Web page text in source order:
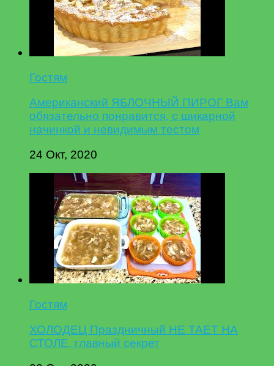
Гостям
Американский ЯБЛОЧНЫЙ ПИРОГ Вам
обязательно понравится, с шикарной
начинкой и невидимым тестом
24 Окт, 2020
Гостям
ХОЛОДЕЦ Праздничный НЕ ТАЕТ НА
СТОЛЕ, главный секрет